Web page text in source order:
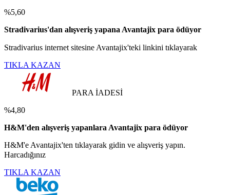
%5,60
Stradivarius'dan alışveriş yapana Avantajix para ödüyor
Stradivarius internet sitesine Avantajix'teki linkini tıklayarak
TIKLA KAZAN
PARA İADESİ
%4,80
H&M'den alışveriş yapanlara Avantajix para ödüyor
H&M'e Avantajix'ten tıklayarak gidin ve alışveriş yapın.
Harcadığınız
TIKLA KAZAN